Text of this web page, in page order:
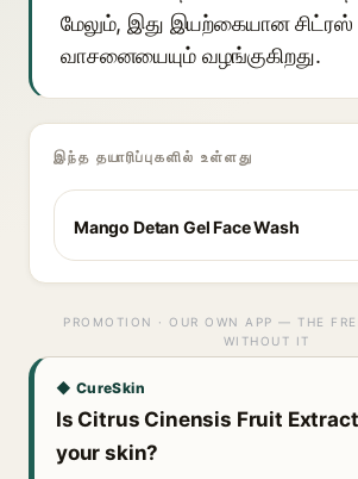
மேலும், இது இயற்கையான சிட்ரஸ்
வாசனையையும் வழங்குகிறது.
இந்த தயாரிப்புகளில் உள்ளது
Mango Detan Gel Face Wash
PROMOTION · OUR OWN APP — THE
WITHOUT IT
◆ CureSkin
Is Citrus Cinensis Fruit
your skin?